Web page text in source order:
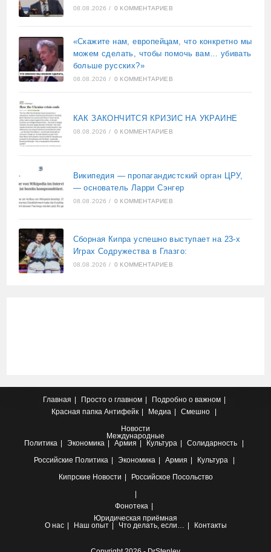
08.08.2026 / 0 КОММЕНТАРИЕВ
«Скажите нам, европейцам, что конкретно мы
можем сделать, чтобы помочь вам… убивать
больше русских?»
08.08.2026 / 0 КОММЕНТАРИЕВ
КАК ЗАКОНЧИТСЯ КРИЗИС НА УКРАИНЕ
08.08.2026 / 0 КОММЕНТАРИЕВ
Википедия — пропагандистский орган ЦРУ,
— основатель Ларри Сэнгер
08.08.2026 / 0 КОММЕНТАРИЕВ
Сборная Кипра успешно выступает на 23-х
Играх Содружества в Глазго:
08.08.2026 / 0 КОММЕНТАРИЕВ
Главная Просто о главном
Подробно о важном
Красная папка Антифейк Медиа
Смешно
Новости
Международные
Политика
Экономика Армия Культура
Солидарность
Российские Политика Экономика Армия
Культура
Кипрские Новости Российское Посольство
Фонотека
Юридическая приёмная
О нас
Наш опыт Что делать, если… Контакты